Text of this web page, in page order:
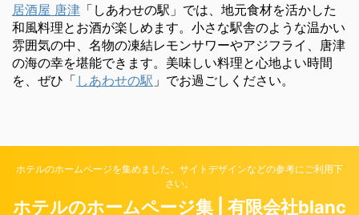
居酒屋 唐津 「しあわせの駅」では、地元食材を活かした
和風料理とお酒が楽しめます。小さな駅舎のような温かい
雰囲気の中、名物の凍結レモンサワーやアジフライ、唐津
の海の幸を堪能できます。美味しい料理と心地よい時間
を、ぜひ「 しあわせの駅 」でお過ごしください。
ホテルのホームページを集めました。サイトデザインなどの参考にご利用下
さい。
ホテルのホームページ集 | 有限会社blanc